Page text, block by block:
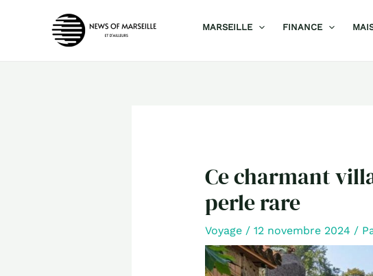
MARSEILLE FINANCE
Ce charmant
perle rare
Voyage/ 12 novembre 2024 /